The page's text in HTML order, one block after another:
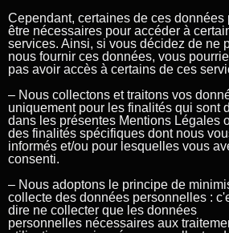
Cependant, certaines de ces données
être nécessaires pour accéder à
services. Ainsi, si vous décidez de ne
nous fournir ces données, vous
pas avoir accès à certains de ces
– Nous collectons et traitons vos
uniquement pour les finalités qui sont
dans les présentes Mentions Légales
des finalités spécifiques dont nous
informés et/ou pour lesquelles vous
consenti.
– Nous adoptons le principe de
collecte des données personnelles :
dire ne collecter que les données
personnelles nécessaires aux